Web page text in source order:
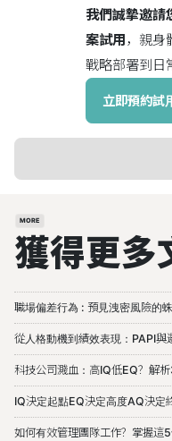
我們誠摯邀
案試用 ，親身
戰略部署到日
立即預約試
MORE
獲得更多
職場偏差行為 : 預見洩密風險的
從人格動機到績效表現：PAPI
科技公司濺血：高IQ低EQ？解
IQ決定起點EQ決定高度AQ決定
如何有效管理團隊工作？掌握這